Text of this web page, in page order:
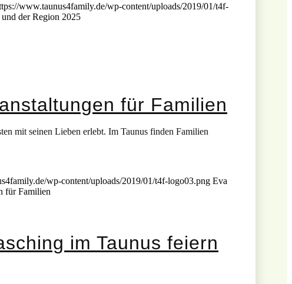
www.taunus4family.de/wp-content/uploads/2019/01/t4f-
der Region 2025
für Familien
mit seinen Lieben erlebt. Im Taunus finden Familien
wp-content/uploads/2019/01/t4f-logo03.png Eva
für Familien
im Taunus feiern